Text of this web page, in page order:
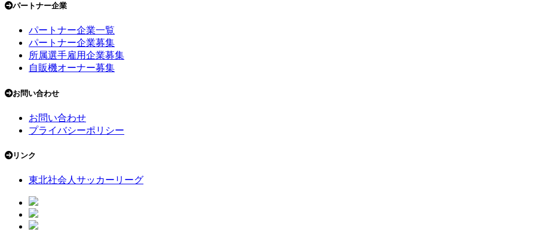
パートナー企業
パートナー企業一覧
パートナー企業募集
所属選手雇用企業募集
自販機オーナー募集
お問い合わせ
お問い合わせ
プライバシーポリシー
リンク
東北社会人サッカーリーグ